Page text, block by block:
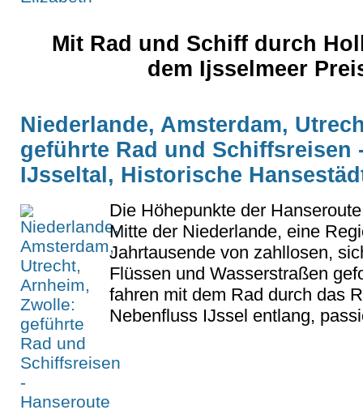
Mit Rad und Schiff durch
dem Ijsselmeer
Niederlande, Amsterdam,
geführte Rad und Schiffsreisen
IJsseltal, Historische
Die Höhepunkte der
Mitte der Niederlande, eine
Jahrtausende von zahllosen,
Flüssen und Wasserstraßen
fahren mit dem Rad durch das
Nebenfluss IJssel entlang,